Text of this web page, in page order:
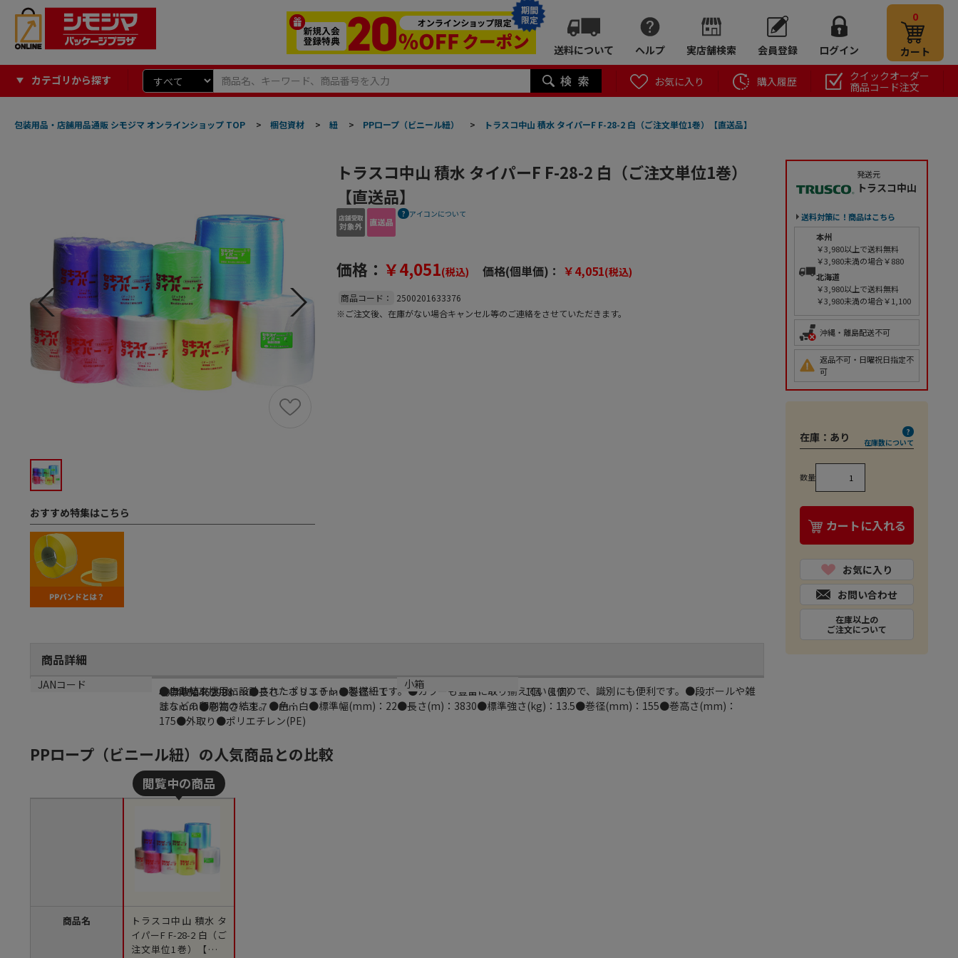
期間
限定
送料について ヘルプ 実店舗検索 会員登録 ログイン
0
カート
カテゴリから探す お気に入り 購入履歴
クイックオーダー
商品コード注文
包装用品・店舗用品通販 シモジマ オンラインショップ TOP > 梱包資材 > 紐 > PPロープ（ビニール紐） > トラスコ中山 積水 タイパーF F-28-2 白（ご注文単位1巻）【直送品】
おすすめ特集はこちら
トラスコ中山 積水 タイパーF F-28-2 白（ご注文単位1巻）
【直送品】
アイコンについて
価格： ￥4,051(税込) 価格(個単価)： ￥4,051(税込)
商品コード：
2500201633376
※ご注文後、在庫がない場合キャンセル等のご連絡をさせていただきます。
商品詳細
商品説明
●自動結束機用に設計されたポリエチレン製撚紐です。●カラーも豊富に取り揃えていますので、識別にも便利です。●段ボールや雑
誌などの印刷物の結束。●色：白●標準幅(mm)：22●長さ(m)：3830●標準強さ(kg)：13.5●巻径(mm)：155●巻高さ(mm)：
175●外取り●ポリエチレン(PE)
サイズ
●標準幅：２２ｍｍ●長さ：３８３０ｍ●巻径：１
５５ｍｍ●巻高さ：１７５ｍｍ
小箱
1個（1個）
JANコード
4974050462988
発送元
トラスコ中山
送料対策に！商品はこちら
本州
￥3,980以上で送料無料
￥3,980未満の場合￥880
北海道
￥3,980以上で送料無料
￥3,980未満の場合￥1,100
沖縄・離島配送不可
返品不可・日曜祝日指定不
可
在庫： あり 在庫数について
数量
カートに入れる
お気に入り
お問い合わせ
在庫以上の
ご注文について
PPロープ（ビニール紐）の人気商品との比較
商品名
トラスコ中山 積水 タ
イパーF F-28-2 白（ご
注文単位1巻）【直送